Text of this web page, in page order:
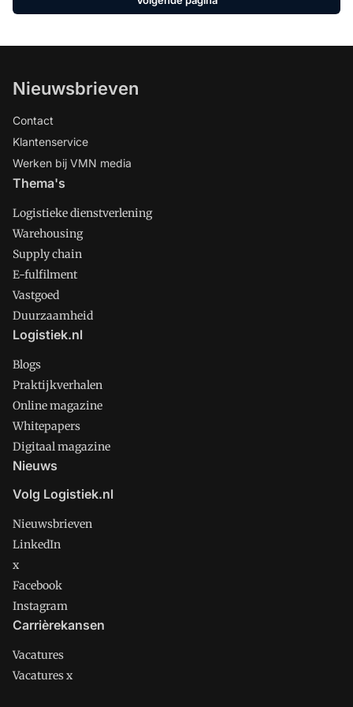
Nieuwsbrieven
Contact
Klantenservice
Werken bij VMN media
Thema's
Logistieke dienstverlening
Warehousing
Supply chain
E-fulfilment
Vastgoed
Duurzaamheid
Logistiek.nl
Blogs
Praktijkverhalen
Online magazine
Whitepapers
Digitaal magazine
Nieuws
Volg Logistiek.nl
Nieuwsbrieven
LinkedIn
x
Facebook
Instagram
Carrièrekansen
Vacatures
Vacatures x